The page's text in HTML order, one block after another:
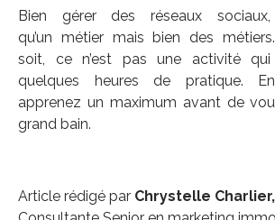
Bien gérer des réseaux
qu’un métier mais bien des
soit, ce n’est pas une activité
quelques heures de pratique.
apprenez un maximum avant de
grand bain.
Article rédigé par Chrystelle Charlier,